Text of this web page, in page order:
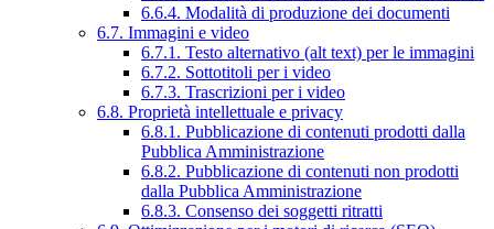
6.6.4. Modalità di produzione dei documenti
6.7. Immagini e video
6.7.1. Testo alternativo (alt text) per le immagini
6.7.2. Sottotitoli per i video
6.7.3. Trascrizioni per i video
6.8. Proprietà intellettuale e privacy
6.8.1. Pubblicazione di contenuti prodotti dalla
Pubblica Amministrazione
6.8.2. Pubblicazione di contenuti non prodotti
dalla Pubblica Amministrazione
6.8.3. Consenso dei soggetti ritratti